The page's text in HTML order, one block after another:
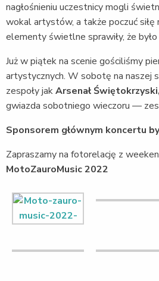
nagłośnieniu uczestnicy mogli
wokal artystów, a także poczuć
elementy świetlne sprawiły, że
Już w piątek na scenie gościliśmy
artystycznych. W sobotę na naszej
zespoły jakArsenał
gwiazda sobotniego wieczoru —
Sponsorem głównym koncertu
Zapraszamy na fotorelację z
MotoZauroMusic 2022